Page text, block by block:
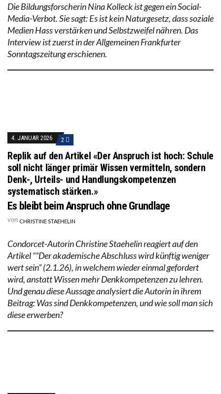
Die Bildungsforscherin Nina Kolleck ist gegen ein Social-
Media-Verbot. Sie sagt: Es ist kein Naturgesetz, dass soziale
Medien Hass verstärken und Selbstzweifel nähren. Das
Interview ist zuerst in der Allgemeinen Frankfurter
Sonntagszeitung erschienen.
4. JANUAR 2026 2
Replik auf den Artikel «Der Anspruch ist hoch: Schule
soll nicht länger primär Wissen vermitteln, sondern
Denk-, Urteils- und Handlungskompetenzen
systematisch stärken.»
Es bleibt beim Anspruch ohne Grundlage
von CHRISTINE STAEHELIN
Condorcet-Autorin Christine Staehelin reagiert auf den
Artikel ““Der akademische Abschluss wird künftig weniger
wert sein” (2.1.26), in welchem wieder einmal gefordert
wird, anstatt Wissen mehr Denkkompetenzen zu lehren.
Und genau diese Aussage analysiert die Autorin in ihrem
Beitrag: Was sind Denkkompetenzen, und wie soll man sich
diese erwerben?